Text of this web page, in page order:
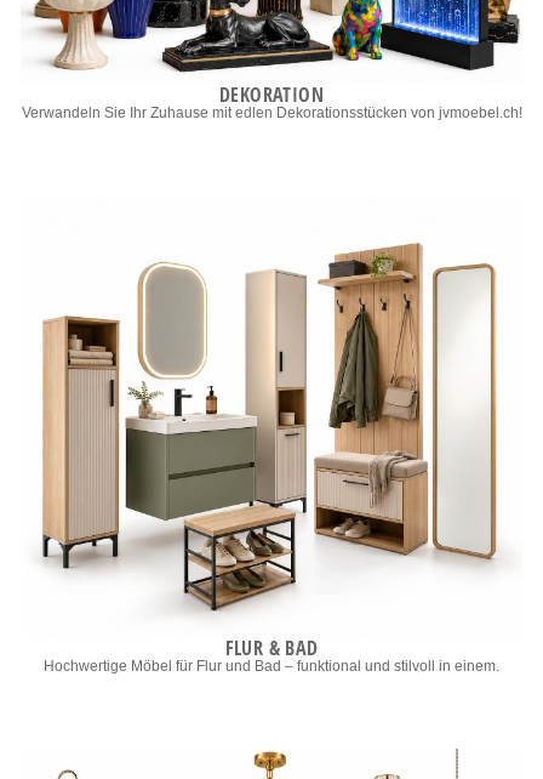
DEKORATION
Verwandeln Sie Ihr Zuhause mit edlen Dekorationsstücken von jvmoebel.ch!
FLUR & BAD
Hochwertige Möbel für Flur und Bad – funktional und stilvoll in einem.